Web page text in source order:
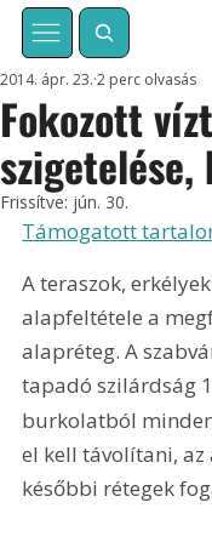
Fokozott
2014. ápr. 23. 2 perc olvasás
Frissítve: jún. 30.
Támogatott
A teraszok,
alapfeltétele a
alapréteg. A
tapadó szilárdság
burkolatból
el kell távolítani,
későbbi rétegek